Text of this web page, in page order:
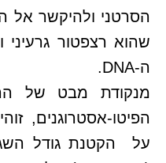
הסרטני ולהיקשר אל
שהוא רצפטור גרעיני
ה-DNA.
מנקודת מבט של
הפיטו-אסטרוגנים,
על הקטנת גודל